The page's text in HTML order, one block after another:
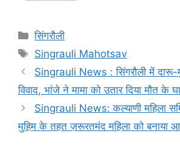
Categories
सिंगरौली
Tags
Singrauli Mahotsav
Singrauli News : सिंगरौली में दारू-
विवाद, भांजे ने मामा को उतार दिया मौत के
Singrauli News: कल्याणी महिला
मुहिम के तहत ज़रूरतमंद महिला को बनाया